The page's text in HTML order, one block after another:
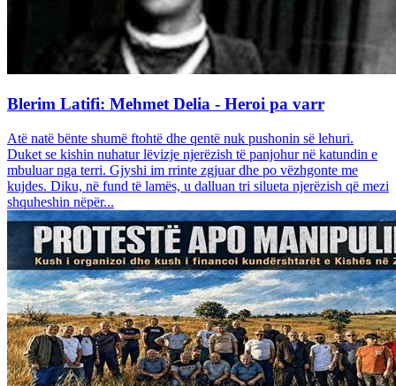
Blerim Latifi: Mehmet Delia - Heroi pa varr
Atë natë bënte shumë ftohtë dhe qentë nuk pushonin së lehuri.
Duket se kishin nuhatur lëvizje njerëzish të panjohur në katundin e
mbuluar nga terri. Gjyshi im rrinte zgjuar dhe po vëzhgonte me
kujdes. Diku, në fund të lamës, u dalluan tri silueta njerëzish që mezi
shquheshin nëpër...